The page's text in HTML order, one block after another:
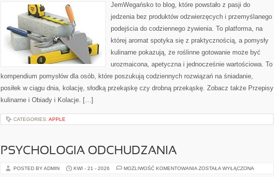
JemWegańsko to blog, które powstało z pasji do
jedzenia bez produktów odzwierzęcych i przemyślanego
podejścia do codziennego żywienia. To platforma, na
której aromat spotyka się z praktycznością, a pomysły
kulinarne pokazują, że roślinne gotowanie może być
urozmaicona, apetyczna i jednocześnie wartościowa. To
kompendium pomysłów dla osób, które poszukują codziennych rozwiązań na śniadanie,
posiłek w ciągu dnia, kolację, słodką przekąskę czy drobną przekąskę. Zobacz także Przepisy
kulinarne i Obiady i Kolacje. […]
CATEGORIES: APPLE
PSYCHOLOGIA ODCHUDZANIA
POSTED BY ADMIN KWI - 21 - 2026 MOŻLIWOŚĆ KOMENTOWANIA PSYCHOLOGIA
ZOSTAŁA WYŁĄCZONA